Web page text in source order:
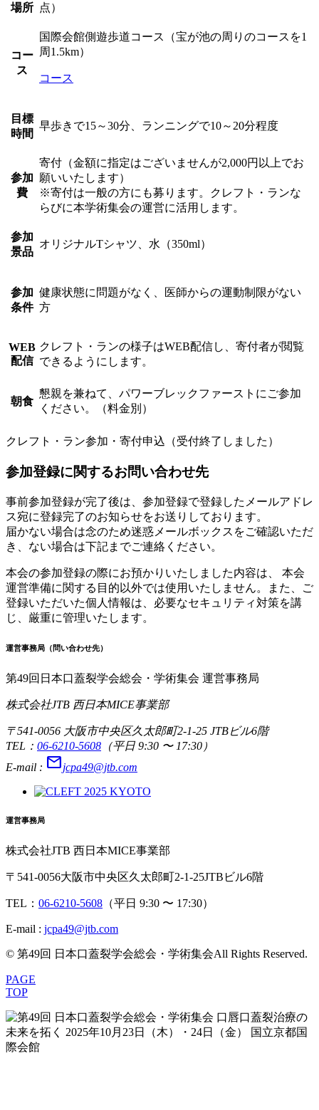
場所 点）
コー
ス
国際会館側遊歩道コース
（宝が池の周りのコースを1
周1.5km）
コース
目標
時間
早歩きで15～30分、 ランニングで10～20分程度
参加
費
寄付（金額に指定はございませんが2,000円以上でお
願いいたします）
※寄付は一般の方にも募ります。クレフト・ランな
らびに本学術集会の運営に活用します。
参加
景品
オリジナルTシャツ、 水（350ml）
参加
条件
健康状態に問題がなく、医師からの運動制限がない
方
WEB
配信
クレフト・ランの様子はWEB配信し、寄付者が閲覧
できるようにします。
朝食
懇親を兼ねて、パワーブレックファーストにご参加
ください。（料金別）
クレフト・ラン参加・寄付申込（受付終了しました）
参加登録に関するお問い合わせ先
事前参加登録が完了後は、参加登録で登録したメールアドレ
ス宛に登録完了のお知らせをお送りしております。
届かない場合は念のため迷惑メールボックスをご確認いただ
き、ない場合は下記までご連絡ください。
本会の参加登録の際にお預かりいたしました内容は、 本会
運営準備に関する目的以外では使用いたしません。また、ご
登録いただいた個人情報は、必要なセキュリティ対策を講
じ、厳重に管理いたします。
運営事務局（問い合わせ先）
第49回日本口蓋裂学会総会・学術集会 運営事務局
株式会社JTB 西日本MICE事業部
〒541-0056 大阪市中央区久太郎町2-1-25 JTBビル6階
TEL： 06-6210-5608 （平日 9:30 〜 17:30）
E-mail : mailjcpa49@jtb.com
運営事務局
株式会社JTB 西日本MICE事業部
〒541-0056大阪市中央区久太郎町2-1-25JTBビル6階
TEL： 06-6210-5608 （平日 9:30 〜 17:30）
E-mail : jcpa49@jtb.com
© 第49回 日本口蓋裂学会総会・学術集会All Rights Reserved.
PAGE
TOP